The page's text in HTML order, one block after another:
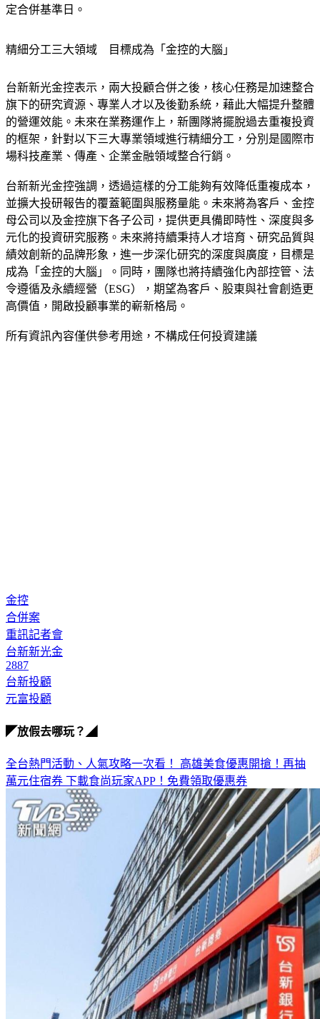
定合併基準日。
精細分工三大領域　目標成為「金控的大腦」
台新新光金控表示，兩大投顧合併之後，核心任務是加速整合
旗下的研究資源、專業人才以及後勤系統，藉此大幅提升整體
的營運效能。未來在業務運作上，新團隊將擺脫過去重複投資
的框架，針對以下三大專業領域進行精細分工，分別是國際市
場科技產業、傳產、企業金融領域整合行銷。
台新新光金控強調，透過這樣的分工能夠有效降低重複成本，
並擴大投研報告的覆蓋範圍與服務量能。未來將為客戶、金控
母公司以及金控旗下各子公司，提供更具備即時性、深度與多
元化的投資研究服務。未來將持續秉持人才培育、研究品質與
績效創新的品牌形象，進一步深化研究的深度與廣度，目標是
成為「金控的大腦」。同時，團隊也將持續強化內部控管、法
令遵循及永續經營（ESG），期望為客戶、股東與社會創造更
高價值，開啟投顧事業的嶄新格局。
所有資訊內容僅供參考用途，不構成任何投資建議
金控
合併案
重訊記者會
台新新光金
2887
台新投顧
元富投顧
◤放假去哪玩？◢
全台熱門活動、人氣攻略一次看！ 高雄美食優惠開搶！再抽
萬元住宿券 下載食尚玩家APP！免費領取優惠券